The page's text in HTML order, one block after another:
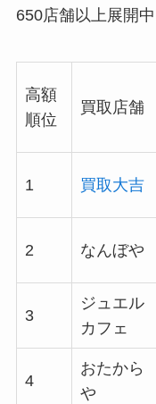
650店舗以上展開
高額
順位
買取店舗
1 買取大吉
2 なんぼや
3
ジュエル
カフェ
4
おたから
や